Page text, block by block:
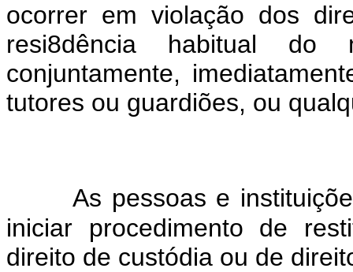
ocorrer em violação dos
resi8dência habitual do
conjuntamente,
tutores ou guardiões, ou
As pessoas e
iniciar procedimento de
direito de custódia ou de